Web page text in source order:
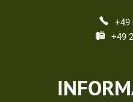
+49
+49